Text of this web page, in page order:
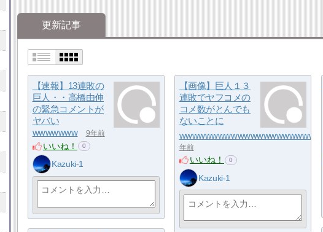
更新記事
【速報】13連敗の
巨人・・高橋由伸
の緊急コメントが
ヤバい
wwwwwww
9年前
いいね！ 0
Kazuki-1
【画像】巨人１３
連敗でヤフコメの
コメ数がとんでも
ないことに
年前
いいね！ 0
Kazuki-1